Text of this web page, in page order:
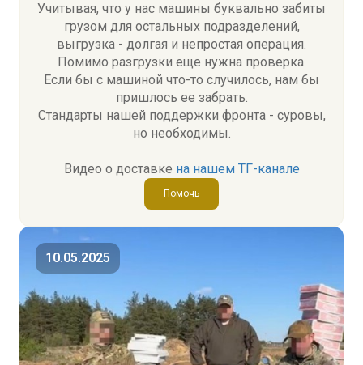
Учитывая, что у нас машины буквально забиты
грузом для остальных подразделений,
выгрузка - долгая и непростая операция.
Помимо разгрузки еще нужна проверка.
Если бы с машиной что-то случилось, нам бы
пришлось ее забрать.
Стандарты нашей поддержки фронта - суровы,
но необходимы.
Видео о доставке на нашем ТГ-канале
Помочь
10.05.2025